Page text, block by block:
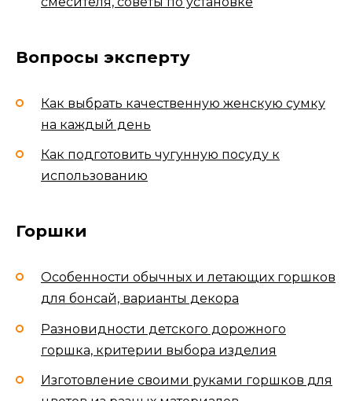
Вопросы эксперту
Как выбрать качественную женскую сумку
на каждый день
Как подготовить чугунную посуду к
использованию
Горшки
Особенности обычных и летающих горшков
для бонсай, варианты декора
Разновидности детского дорожного
горшка, критерии выбора изделия
Изготовление своими руками горшков для